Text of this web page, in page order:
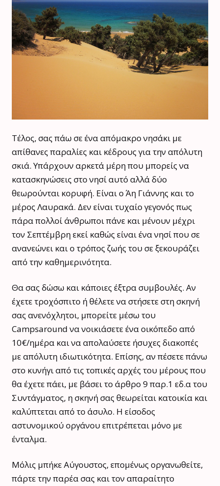
Τέλος, σας πάω σε ένα απόμακρο νησάκι με
απίθανες παραλίες και κέδρους για την απόλυτη
σκιά. Υπάρχουν αρκετά μέρη που μπορείς να
κατασκηνώσεις στο νησί αυτό αλλά δύο
θεωρούνται κορυφή. Είναι ο Άη Γιάννης και το
μέρος Λαυρακά. Δεν είναι τυχαίο γεγονός πως
πάρα πολλοί άνθρωποι πάνε και μένουν μέχρι
τον Σεπτέμβρη εκεί καθώς είναι ένα νησί που σε
ανανεώνει και ο τρόπος ζωής του σε ξεκουράζει
από την καθημερινότητα.
Θα σας δώσω και κάποιες έξτρα συμβουλές. Αν
έχετε τροχόσπιτο ή θέλετε να στήσετε στη σκηνή
σας ανενόχλητοι, μπορείτε μέσω του
Campsaround να νοικιάσετε ένα οικόπεδο από
10€/ημέρα και να απολαύσετε ήσυχες διακοπές
με απόλυτη ιδιωτικότητα. Επίσης, αν πέσετε πάνω
στο κυνήγι από τις τοπικές αρχές του μέρους που
θα έχετε πάει, με βάσει το άρθρο 9 παρ.1 εδ.α του
Συντάγματος, η σκηνή σας θεωρείται κατοικία και
καλύπτεται από το άσυλο. Η είσοδος
αστυνομικού οργάνου επιτρέπεται μόνο με
ένταλμα.
Μόλις μπήκε Αύγουστος, επομένως οργανωθείτε,
πάρτε την παρέα σας και τον απαραίτητο